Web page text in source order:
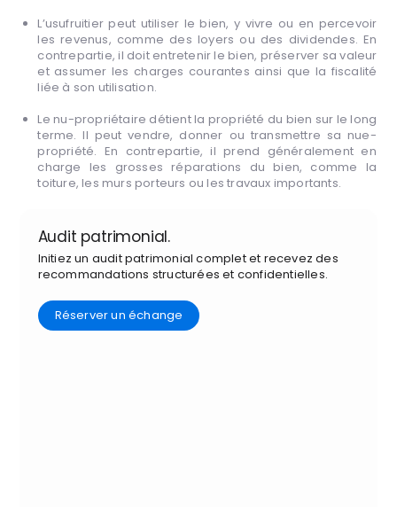
L’usufruitier peut utiliser le bien, y vivre ou en percevoir
les revenus, comme des loyers ou des dividendes. En
contrepartie, il doit entretenir le bien, préserver sa valeur
et assumer les charges courantes ainsi que la fiscalité
liée à son utilisation.
Le nu-propriétaire détient la propriété du bien sur le long
terme. Il peut vendre, donner ou transmettre sa nue-
propriété. En contrepartie, il prend généralement en
charge les grosses réparations du bien, comme la
toiture, les murs porteurs ou les travaux importants.
Audit patrimonial.
Initiez un audit patrimonial complet et recevez des
recommandations structurées et confidentielles.
Réserver un échange